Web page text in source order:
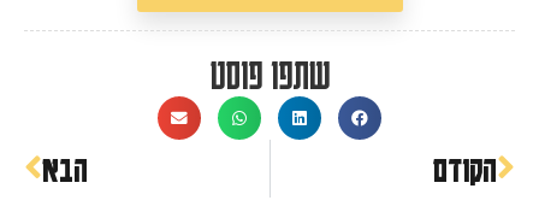
שתפו פוסט
הקודם הבא